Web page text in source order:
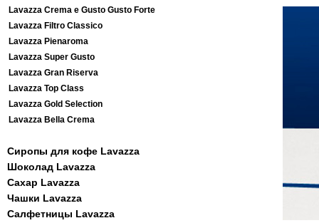
Lavazza Crema e Gusto Gusto Forte
Lavazza Filtro Classico
Lavazza Pienaroma
Lavazza Super Gusto
Lavazza Gran Riserva
Lavazza Top Class
Lavazza Gold Selection
Lavazza Bella Crema
Сиропы для кофе Lavazza
Шоколад Lavazza
Сахар Lavazza
Чашки Lavazza
Салфетницы Lavazza